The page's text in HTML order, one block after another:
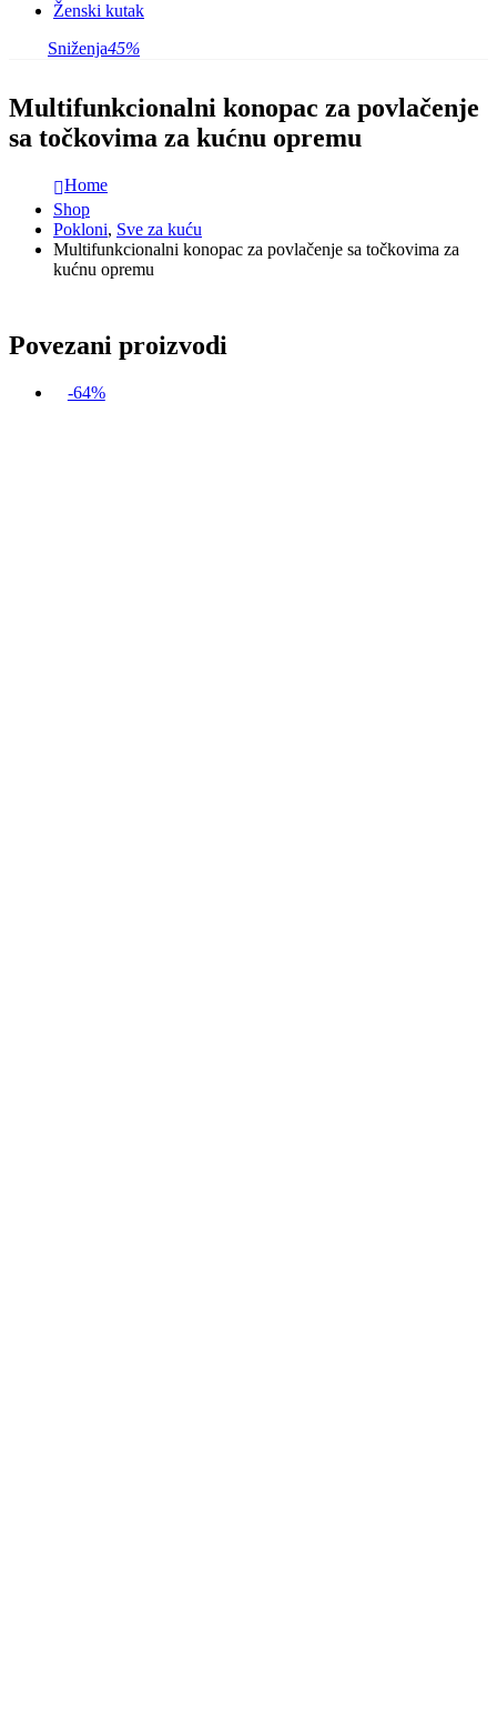
Ženski kutak
Sniženja45%
Multifunkcionalni konopac za povlačenje
sa točkovima za kućnu opremu
Home
Shop
Pokloni, Sve za kuću
Multifunkcionalni konopac za povlačenje sa točkovima za
kućnu opremu
Povezani proizvodi
-64%